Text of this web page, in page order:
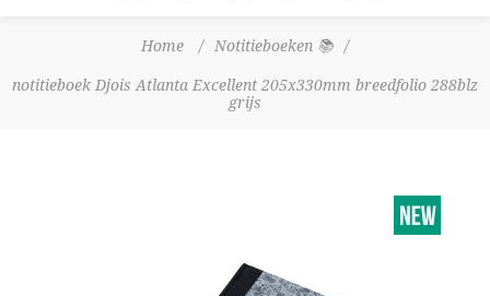
Home / Notitieboeken 📚 /
notitieboek Djois Atlanta Excellent 205x330mm breedfolio 288blz
grijs